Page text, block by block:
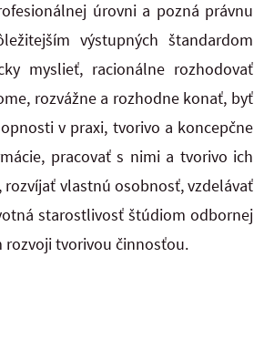
úrovni a pozná právnu
výstupných štandardom
myslieť, racionálne rozhodovať
rozvážne a rozhodne konať, byť
v praxi, tvorivo a koncepčne
pracovať s nimi a tvorivo ich
vlastnú osobnosť, vzdelávať
starostlivosť štúdiom odbornej
rozvojitvorivou činnosťou.